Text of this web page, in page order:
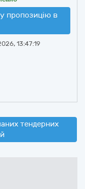
пропозицію в
13:47:19
тендерних